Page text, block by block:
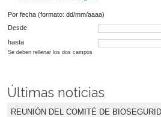
Por fecha (formato: dd/mm/aaaa)
Desde
hasta
Se deben rellenar los dos campos
Últimas noticias
REUNIÓN DEL COMITÉ DE